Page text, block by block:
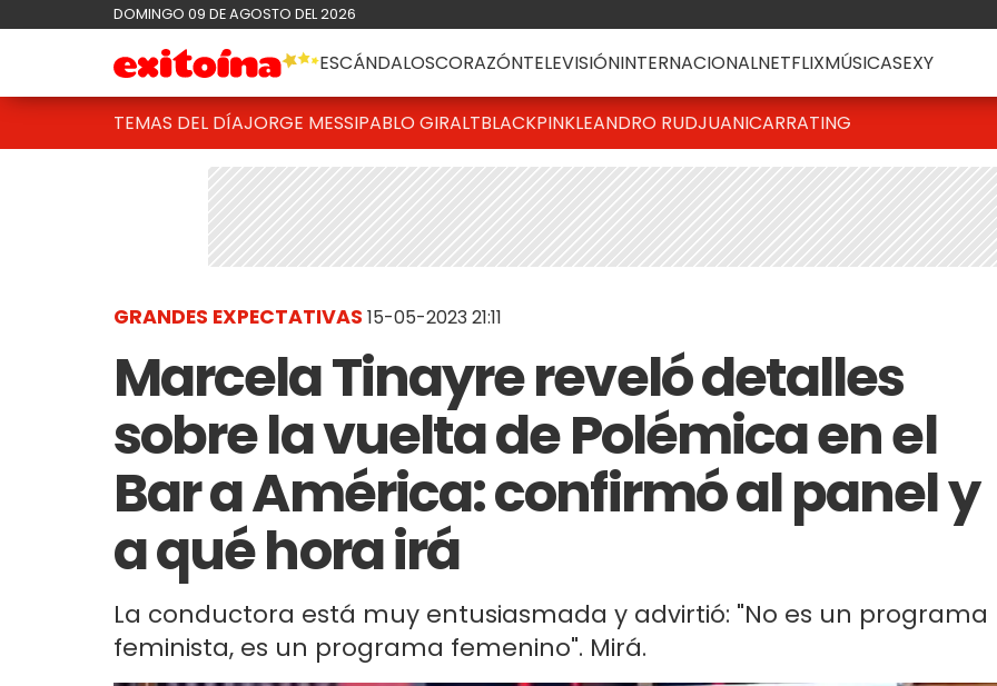
DOMINGO 09 DE AGOSTO DEL 2026
ESCÁNDALOSCORAZÓNTELEVISIÓNINTERNACIONALNETFLIXMÚSICASEXY
TEMAS DEL DÍAJORGE MESSIPABLO GIRALTBLACKPINKLEANDRO RUDJUANICARRATING
GRANDES EXPECTATIVAS 15-05-2023 21:11
Marcela Tinayre reveló detalles
sobre la vuelta de Polémica en el
Bar a América: confirmó al panel y
a qué hora irá
La conductora está muy entusiasmada y advirtió: "No es un programa
feminista, es un programa femenino". Mirá.